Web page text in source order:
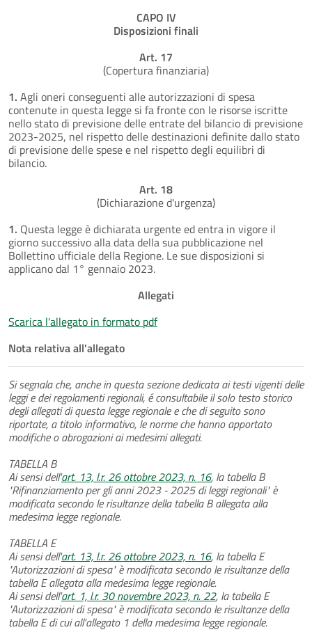
CAPO IV
Disposizioni finali
Art. 17
(Copertura finanziaria)
1. Agli oneri conseguenti alle autorizzazioni di spesa
contenute in questa legge si fa fronte con le risorse iscritte
nello stato di previsione delle entrate del bilancio di previsione
2023-2025, nel rispetto delle destinazioni definite dallo stato
di previsione delle spese e nel rispetto degli equilibri di
bilancio.
Art. 18
(Dichiarazione d'urgenza)
1. Questa legge è dichiarata urgente ed entra in vigore il
giorno successivo alla data della sua pubblicazione nel
Bollettino ufficiale della Regione. Le sue disposizioni si
applicano dal 1° gennaio 2023.
Allegati
Scarica l'allegato in formato pdf
Nota relativa all'allegato
Si segnala che, anche in questa sezione dedicata ai testi vigenti delle
leggi e dei regolamenti regionali, é consultabile il solo testo storico
degli allegati di questa legge regionale e che di seguito sono
riportate, a titolo informativo, le norme che hanno apportato
modifiche o abrogazioni ai medesimi allegati.
TABELLA B
Ai sensi dell'art. 13, l.r. 26 ottobre 2023, n. 16, la tabella B
"Rifinanziamento per gli anni 2023 - 2025 di leggi regionali" è
modificata secondo le risultanze della tabella B allegata alla
medesima legge regionale.
TABELLA E
Ai sensi dell'art. 13, l.r. 26 ottobre 2023, n. 16, la tabella E
"Autorizzazioni di spesa" è modificata secondo le risultanze della
tabella E allegata alla medesima legge regionale.
Ai sensi dell'art. 1, l.r. 30 novembre 2023, n. 22, la tabella E
"Autorizzazioni di spesa" è modificata secondo le risultanze della
tabella E di cui all'allegato 1 della medesima legge regionale.